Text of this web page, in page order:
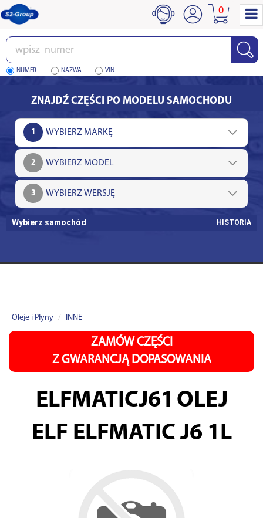
Wpisz
numer
NUMER NAZWA VIN
0
ZNAJDŹ CZĘŚCI PO MODELU SAMOCHODU
1
2
3
Wybierz samochód HISTORIA
Oleje i Płyny INNE
ZAMÓW CZĘŚCI
Z GWARANCJĄ DOPASOWANIA
ELFMATICJ61 OLEJ
ELF ELFMATIC J6 1L